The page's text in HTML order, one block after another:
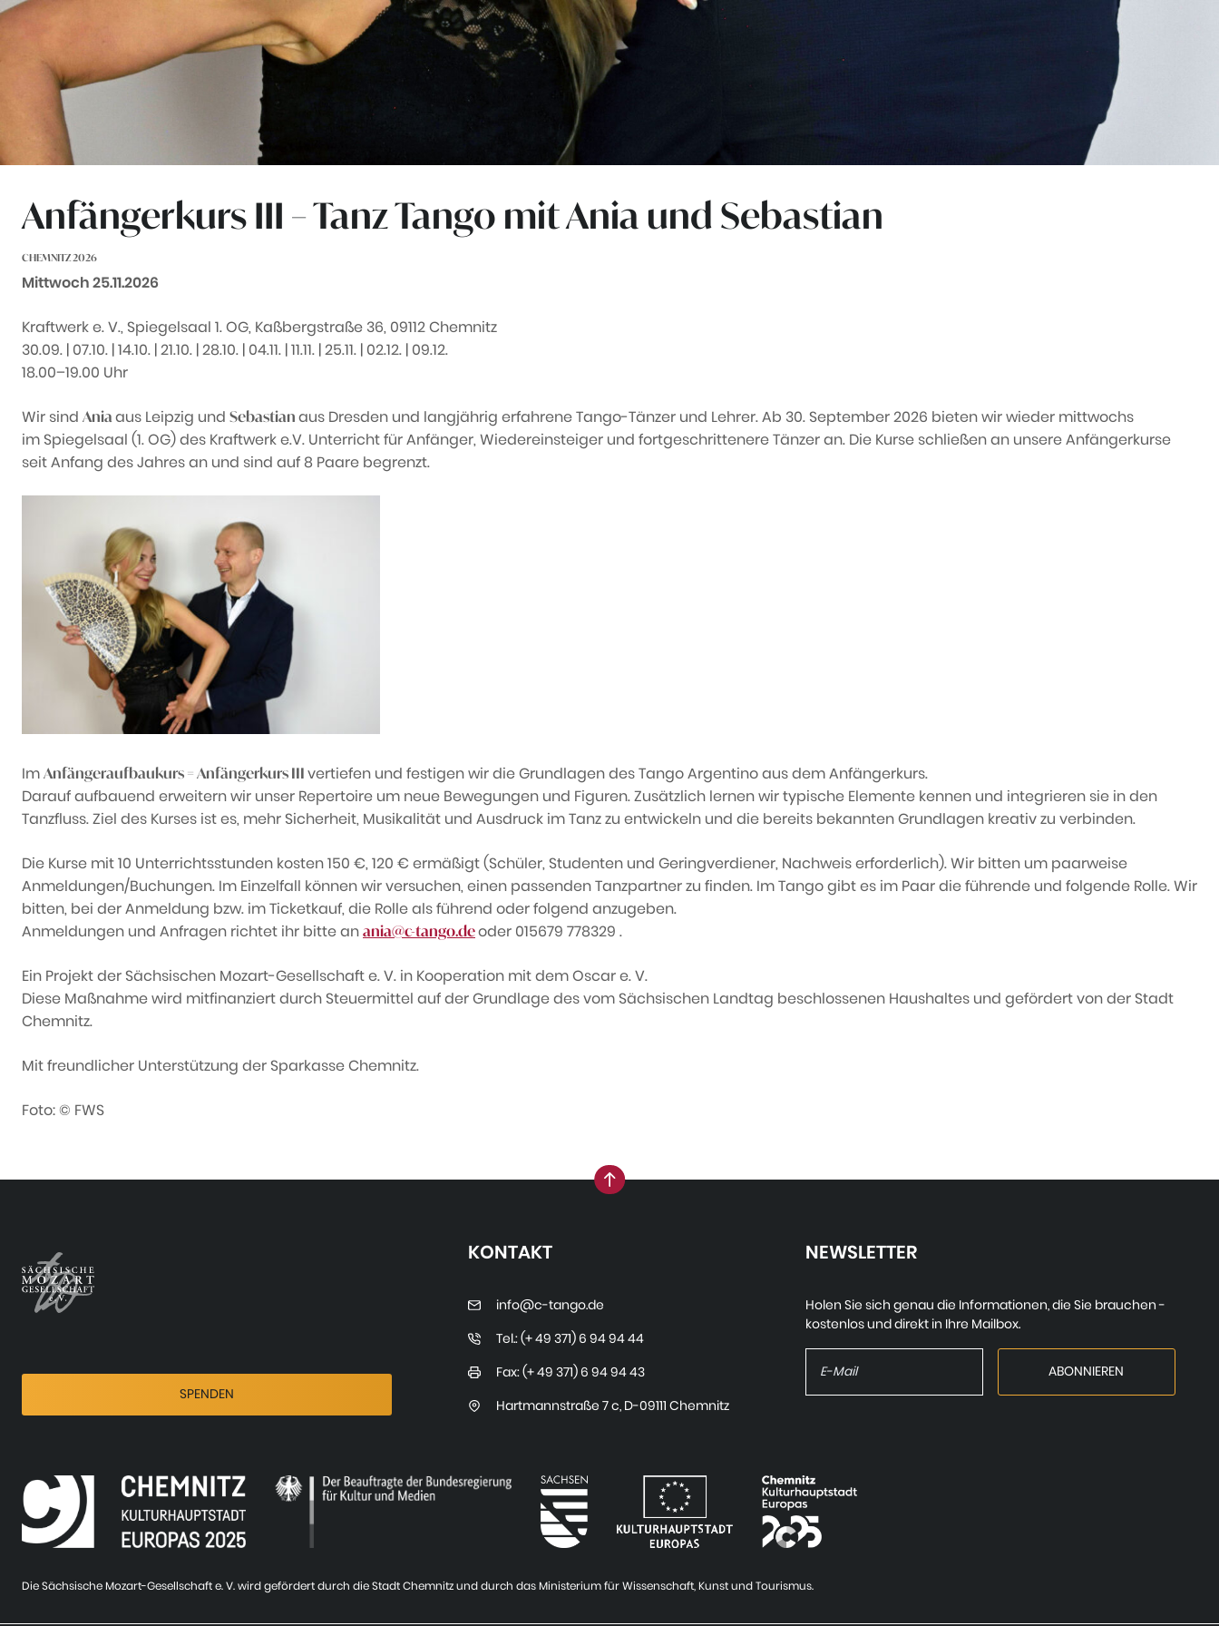
Anfängerkurs III – Tanz Tango mit Ania und Sebastian
CHEMNITZ 2026
Datum:
Mittwoch 25.11.2026
Kraftwerk e. V., Spiegelsaal 1. OG, Kaßbergstraße 36, 09112 Chemnitz
30.09. | 07.10. | 14.10. | 21.10. | 28.10. | 04.11. | 11.11. | 25.11. | 02.12. | 09.12.
18.00–19.00 Uhr
Wir sind Aniaaus Leipzig und Sebastian aus Dresden und langjährig erfahrene Tango-Tänzer und Lehrer. Ab 30. September 2026 bieten wir wieder mittwochs
im Spiegelsaal (1. OG) des Kraftwerk e.V. Unterricht für Anfänger, Wiedereinsteiger und fortgeschrittenere Tänzer an. Die Kurse schließen an unsere Anfängerkurse
seit Anfang des Jahres an und sind auf 8 Paare begrenzt.
Im Anfängeraufbaukurs = Anfängerkurs III vertiefen und festigen wir die Grundlagen des Tango Argentino aus dem Anfängerkurs.
Darauf aufbauend erweitern wir unser Repertoire um neue Bewegungen und Figuren. Zusätzlich lernen wir typische Elemente kennen und integrieren sie in den
Tanzfluss. Ziel des Kurses ist es, mehr Sicherheit, Musikalität und Ausdruck im Tanz zu entwickeln und die bereits bekannten Grundlagen kreativ zu verbinden.
Die Kurse mit 10 Unterrichtsstunden kosten 150 €, 120 € ermäßigt (Schüler, Studenten und Geringverdiener, Nachweis erforderlich). Wir bitten um paarweise
Anmeldungen/Buchungen. Im Einzelfall können wir versuchen, einen passenden Tanzpartner zu finden. Im Tango gibt es im Paar die führende und folgende Rolle. Wir
bitten, bei der Anmeldung bzw. im Ticketkauf, die Rolle als führend oder folgend anzugeben.
Anmeldungen und Anfragen richtet ihr bitte an ania@c-tango.deoder 015679 778329 .
Ein Projekt der Sächsischen Mozart-Gesellschaft e. V. in Kooperation mit dem Oscar e. V.
Diese Maßnahme wird mitfinanziert durch Steuermittel auf der Grundlage des vom Sächsischen Landtag beschlossenen Haushaltes und gefördert von der Stadt
Chemnitz.
Mit freundlicher Unterstützung der Sparkasse Chemnitz.
Foto: © FWS
nach oben
SPENDEN
KONTAKT
info@c-tango.de
Tel.: (+ 49 371) 6 94 94 44
Fax: (+ 49 371) 6 94 94 43
Hartmannstraße 7 c, D-09111 Chemnitz
NEWSLETTER
Holen Sie sich genau die Informationen, die Sie brauchen -
kostenlos und direkt in Ihre Mailbox.
Die Sächsische Mozart-Gesellschaft e. V. wird gefördert durch die Stadt Chemnitz und durch das Ministerium für Wissenschaft, Kunst und Tourismus.